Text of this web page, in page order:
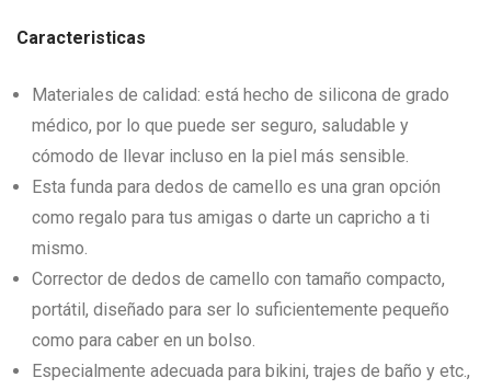
Caracteristicas
Materiales de calidad: está hecho de silicona de grado
médico, por lo que puede ser seguro, saludable y
cómodo de llevar incluso en la piel más sensible.
Esta funda para dedos de camello es una gran opción
como regalo para tus amigas o darte un capricho a ti
mismo.
Corrector de dedos de camello con tamaño compacto,
portátil, diseñado para ser lo suficientemente pequeño
como para caber en un bolso.
Especialmente adecuada para bikini, trajes de baño y etc.,